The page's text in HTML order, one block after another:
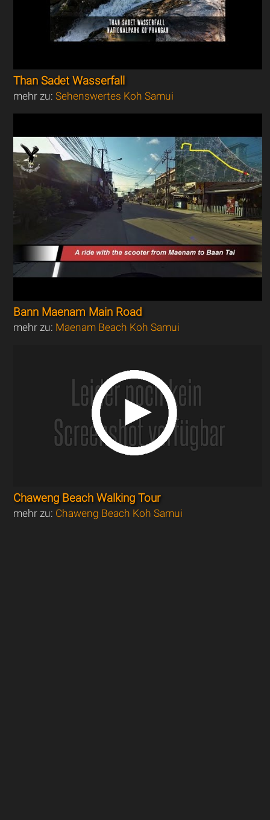
Than Sadet Wasserfall
mehr zu:Sehenswertes Koh Samui
Bann Maenam Main Road
mehr zu: Maenam Beach Koh Samui
Chaweng Beach Walking Tour
mehr zu: Chaweng Beach Koh Samui